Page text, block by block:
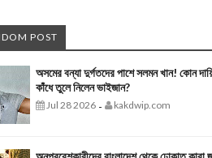
POST
অসমের বন্যা দুর্গতদের পাশে সলমন খান! কোন
কাঁধে তুলে নিলেন ভাইজান?
Jul 28 2026 - kakdwip.com